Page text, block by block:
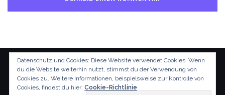
Datenschutz und Cookies: Diese Website verwendet Cookies. Wenn
du die Website weiterhin nutzt, stimmst du der Verwendung von
Cookies zu. Weitere Informationen, beispielsweise zur Kontrolle von
Cookies, findest du hier: Cookie-Richtlinie